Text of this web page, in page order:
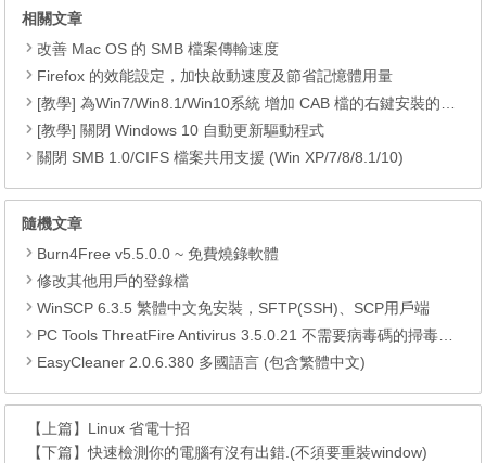
相關文章
改善 Mac OS 的 SMB 檔案傳輸速度
Firefox 的效能設定，加快啟動速度及節省記憶體用量
[教學] 為Win7/Win8.1/Win10系統 增加 CAB 檔的右鍵安裝的功能
[教學] 關閉 Windows 10 自動更新驅動程式
關閉 SMB 1.0/CIFS 檔案共用支援 (Win XP/7/8/8.1/10)
隨機文章
Burn4Free v5.5.0.0 ~ 免費燒錄軟體
修改其他用戶的登錄檔
WinSCP 6.3.5 繁體中文免安裝，SFTP(SSH)、SCP用戶端
PC Tools ThreatFire Antivirus 3.5.0.21 不需要病毒碼的掃毒抓蟲大師
EasyCleaner 2.0.6.380 多國語言 (包含繁體中文)
【上篇】 Linux 省電十招
【下篇】快速檢測你的電腦有沒有出錯.(不須要重裝window)